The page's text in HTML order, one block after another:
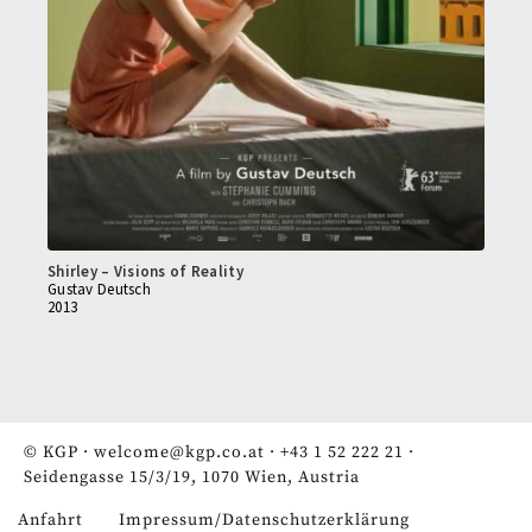
Shirley – Visions of Reality
Gustav Deutsch
2013
© KGP · welcome@kgp.co.at · +43 1 52 222 21 ·
Seidengasse 15/3/19, 1070 Wien, Austria
Anfahrt Impressum/Datenschutzerklärung